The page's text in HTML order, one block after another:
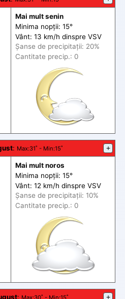
Mai mult senin
Minima nopții: 15°
Vânt: 13 km/h dinspre VSV
Șanse de precipitații: 20%
Cantitate precip.: 0
: Max:31˚ - Min:15˚ +
Mai mult noros
Minima nopții: 15°
Vânt: 12 km/h dinspre VSV
Șanse de precipitații: 10%
Cantitate precip.: 0
: Max:30˚ - Min:15˚ +